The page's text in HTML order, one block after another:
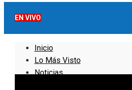
EN VIVO
Inicio
Lo Más Visto
Noticias